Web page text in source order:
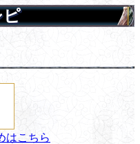
ピ
はこちら